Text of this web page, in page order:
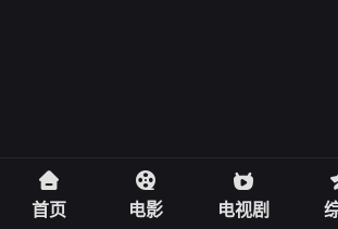
首页 电影 电视剧